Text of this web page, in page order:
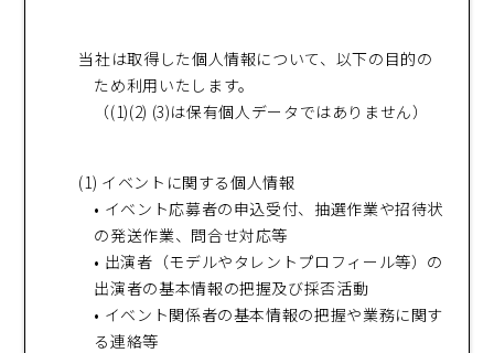
当社は取得した個人情報について、以下の目的の
ため利用いたします。
（(1)(2) (3)は保有個人データではありません）
(1) イベントに関する個人情報
• イベント応募者の申込受付、抽選作業や招待状
の発送作業、問合せ対応等
• 出演者（モデルやタレントプロフィール等）の
出演者の基本情報の把握及び採否活動
• イベント関係者の基本情報の把握や業務に関す
る連絡等